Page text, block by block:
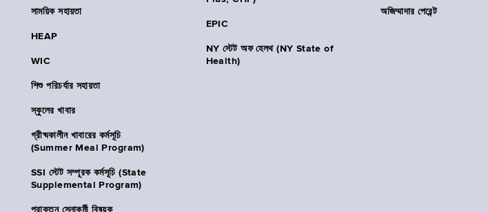
সাময়িক সহায়তা
HEAP
WIC
শিশু পরিচর্যার সহায়তা
স্কুলের খাবার
গ্রীষ্মকালীন খাবারের কর্মসূচি
(Summer Meal Program)
SSI স্টেট সম্পূরক কর্মসূচি (State
Supplemental Program)
প্রাক্তন সেনাকর্মী বিষয়ক
EPIC
NY স্টেট অফ হেলথ (NY State of
Health)
অজিম্মাদার পেরেন্ট